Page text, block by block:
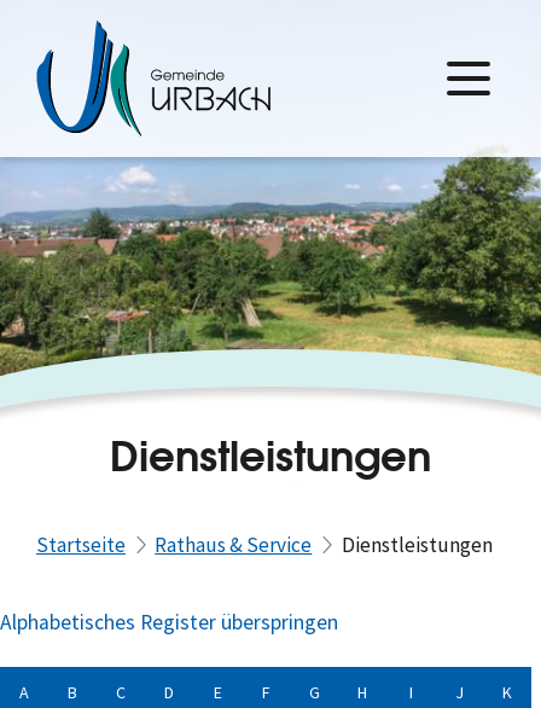
Dienstleistungen
Startseite Rathaus & Service Dienstleistungen
Alphabetisches Register überspringen
A B C D E F G H I J K